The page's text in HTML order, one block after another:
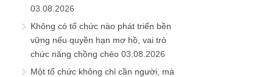
03.08.2026
Không có tổ chức nào phát triển bền
vững nếu quyền hạn mơ hồ, vai trò
chức năng chồng chéo 03.08.2026
Một tổ chức không chỉ cần người, mà